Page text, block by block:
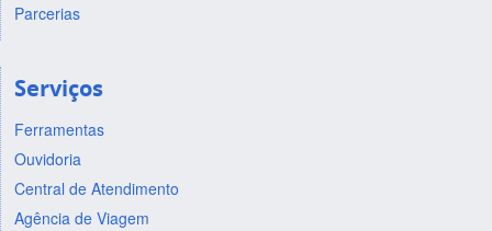
Parcerias
Serviços
Ferramentas
Ouvidoria
Central de Atendimento
Agência de Viagem